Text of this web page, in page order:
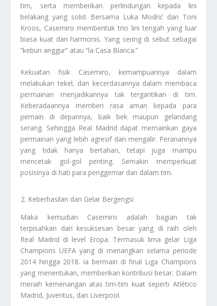
tim, serta memberikan perlindungan kepada lini
belakang yang solid. Bersama Luka Modrić dan Toni
Kroos, Casemiro membentuk trio lini tengah yang luar
biasa kuat dan harmonis. Yang sering di sebut sebagai
“kebun anggur” atau “la Casa Blanca.”
Kekuatan fisik Casemiro, kemampuannya dalam
melakukan tekel, dan kecerdasannya dalam membaca
permainan menjadikannya tak tergantikan di tim.
Keberadaannya memberi rasa aman kepada para
pemain di depannya, baik bek maupun gelandang
serang. Sehingga Real Madrid dapat memainkan gaya
permainan yang lebih agresif dan mengalir. Peranannya
yang tidak hanya bertahan, tetapi juga mampu
mencetak gol-gol penting. Semakin memperkuat
posisinya di hati para penggemar dan dalam tim.
Keberhasilan dan Gelar Bergengsi
Maka kemudian Casemiro adalah bagian tak
terpisahkan dari kesuksesan besar yang di raih oleh
Real Madrid di level Eropa. Termasuk lima gelar Liga
Champions UEFA yang di menangkan selama periode
2014 hingga 2018. Ia bermain di final Liga Champions
yang menentukan, memberikan kontribusi besar. Dalam
meraih kemenangan atas tim-tim kuat seperti Atlético
Madrid, Juventus, dan Liverpool.